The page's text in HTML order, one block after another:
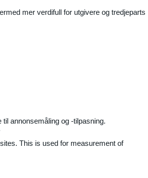
mer verdifull for utgivere og tredjeparts
annonsemåling og -tilpasning.
This is used for measurement of